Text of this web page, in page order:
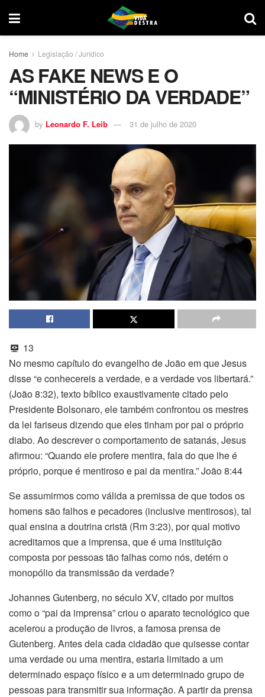
Home Legislação / Jurídico
AS FAKE NEWS E O
“MINISTÉRIO DA VERDADE”
by Leonardo F. Leib 31 de julho de 2020
13
No mesmo capítulo do evangelho de João em que Jesus
disse “e conhecereis a verdade, e a verdade vos libertará.”
(João 8:32), texto bíblico exaustivamente citado pelo
Presidente Bolsonaro, ele também confrontou os mestres
da lei fariseus dizendo que eles tinham por pai o próprio
diabo. Ao descrever o comportamento de satanás, Jesus
afirmou: “Quando ele profere mentira, fala do que lhe é
próprio, porque é mentiroso e pai da mentira.” João 8:44
Se assumirmos como válida a premissa de que todos os
homens são falhos e pecadores (inclusive mentirosos), tal
qual ensina a doutrina cristã (Rm 3:23), por qual motivo
acreditamos que a imprensa, que é uma instituição
composta por pessoas tão falhas como nós, detém o
monopólio da transmissão da verdade?
Johannes Gutenberg, no século XV, citado por muitos
como o “pai da imprensa” criou o aparato tecnológico que
acelerou a produção de livros, a famosa prensa de
Gutenberg. Antes dela cada cidadão que quisesse contar
uma verdade ou uma mentira, estaria limitado a um
determinado espaço físico e a um determinado grupo de
pessoas para transmitir sua informação. A partir da prensa